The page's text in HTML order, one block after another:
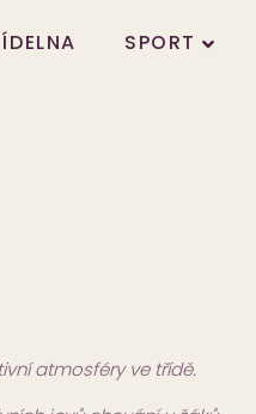
SPORT
atmosféry ve třídě.